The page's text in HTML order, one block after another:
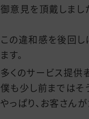
御意見を頂戴しまし
この違和感を後回し
ます。
多くのサービス提供者
僕も少し前まではそ
やっぱり、お客さん